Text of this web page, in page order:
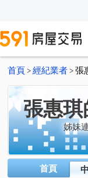
首頁 > 經紀業者 > 張
張惠
姊妹
首頁